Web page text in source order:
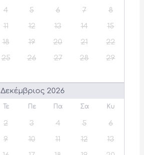
4 5 6 7
8
11 12 13 14
15
18 19 20 21
22
25 26 27 28
29
Δεκέμβριος 2026
Τε Πε Πα Σα Κυ
2 3 4 5
6
9 10 11 12
13